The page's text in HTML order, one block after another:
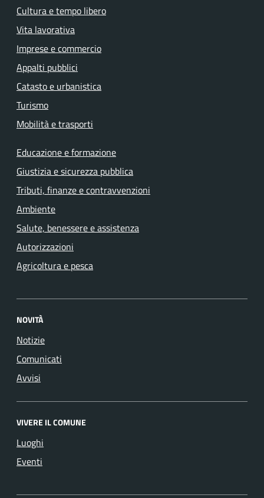
Cultura e tempo libero
Vita lavorativa
Imprese e commercio
Appalti pubblici
Catasto e urbanistica
Turismo
Mobilità e trasporti
Educazione e formazione
Giustizia e sicurezza pubblica
Tributi, finanze e contravvenzioni
Ambiente
Salute, benessere e assistenza
Autorizzazioni
Agricoltura e pesca
NOVITÀ
Notizie
Comunicati
Avvisi
VIVERE IL COMUNE
Luoghi
Eventi